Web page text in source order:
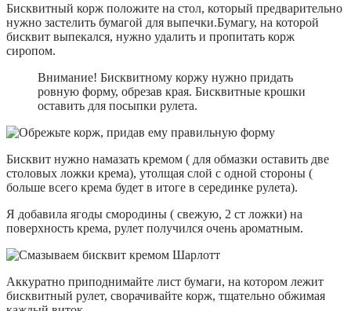
Бисквитный корж положите на стол, который предварительно
нужно застелить бумагой для выпечки.Бумагу, на которой
бисквит выпекался, нужно удалить и пропитать корж
сиропом.
Внимание! Бисквитному коржу нужно придать
ровную форму, обрезав края. Бисквитные крошки
оставить для посыпки рулета.
Бисквит нужно намазать кремом ( для обмазки оставить две
столовых ложки крема), утолщая слой с одной стороны (
больше всего крема будет в итоге в серединке рулета).
Я добавила ягоды смородины ( свежую, 2 ст ложки) на
поверхность крема, рулет получился очень ароматным.
Аккуратно приподнимайте лист бумаги, на котором лежит
бисквитный рулет, сворачивайте корж, тщательно обжимая